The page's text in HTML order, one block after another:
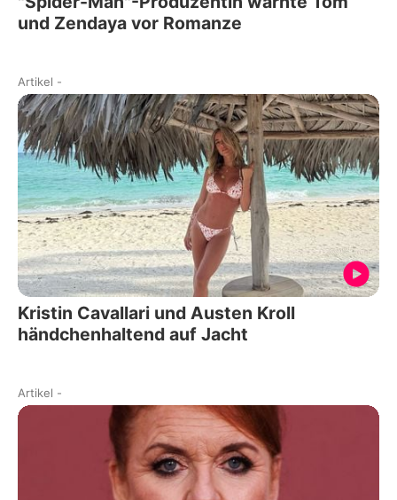
und Zendaya vor Romanze
Artikel -
Kristin Cavallari und Austen Kroll
händchenhaltend auf Jacht
Artikel -